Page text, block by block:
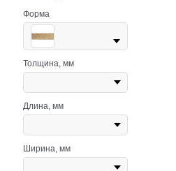
Форма
Толщина, мм
Длина, мм
Ширина, мм